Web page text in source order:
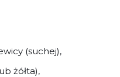
(suchej),
żółta),